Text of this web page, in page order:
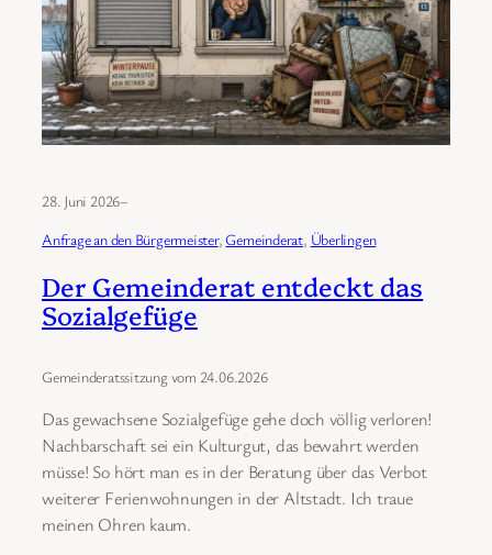
28. Juni 2026–
Anfrage an den Bürgermeister, Gemeinderat, Überlingen
Der Gemeinderat entdeckt das
Sozialgefüge
Gemeinderatssitzung vom 24.06.2026
Das gewachsene Sozialgefüge gehe doch völlig verloren!
Nachbarschaft sei ein Kulturgut, das bewahrt werden
müsse! So hört man es in der Beratung über das Verbot
weiterer Ferienwohnungen in der Altstadt. Ich traue
meinen Ohren kaum.